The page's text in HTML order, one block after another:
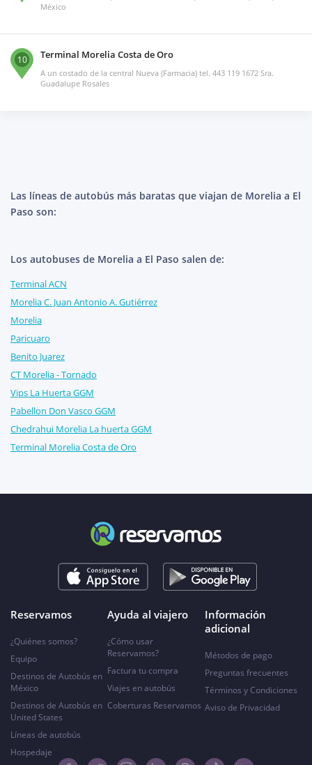
México
10 Terminal Morelia Costa de Oro
A un costado de la central Nueva (Farmacia) tel. 443 119 1672 Sra.
Guadalupe Rosales
Las líneas de autobús más baratas que viajan de Morelia a El
Paso son:
Los autobuses de Morelia a El Paso salen de:
Terminal ACN
Morelia C. Juan Antonio A. Gutiérrez
Morelia
Paricuaro
Benito Juarez
CT Morelia - Tornado
Vips La Huerta GGM
Pabellon Don Vasco GGM
Chedrahui Morelia La huerta GGM
Terminal Morelia Costa de Oro
Reservamos
¿Quiénes somos?
Equipo
Destinos de Autobús en
México
Destinos de Autobús en
United States
Líneas de autobús
Hospedaje
Ayuda al viajero
¿Cómo usar
Reservamos?
Factura tu compra
Viajes en autobús
Coberturas Reservamos
Información
adicional
Métodos de pago
Preguntas frecuentes
Términos y Condiciones
Aviso de Privacidad